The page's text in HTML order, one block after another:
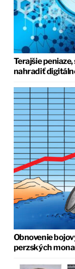
Terajšie
nahradiť
Obnovenie
perzských